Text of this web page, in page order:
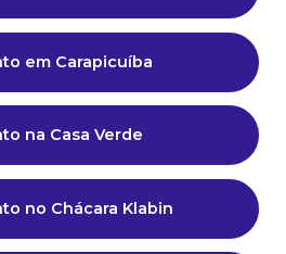
em Carapicuíba
na Casa Verde
no Chácara Klabin